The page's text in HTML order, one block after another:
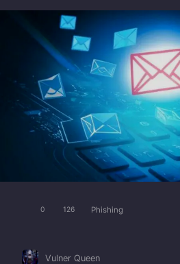
0 126 Phishing
Vulner Queen